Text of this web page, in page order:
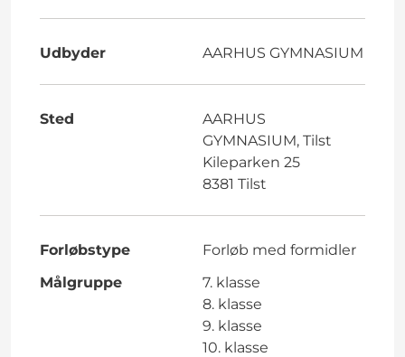
Udbyder AARHUS GYMNASIUM
Sted
AARHUS
GYMNASIUM, Tilst
Kileparken 25
8381 Tilst
Forløbstype
Forløb med formidler
Målgruppe
7. klasse
8. klasse
9. klasse
10. klasse